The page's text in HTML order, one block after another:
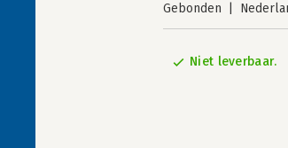
Gebonden
Niet leverbaar.